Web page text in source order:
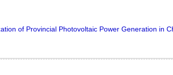
of Provincial Photovoltaic Power Generation in